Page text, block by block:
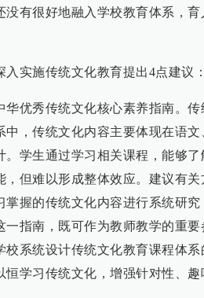
没有很好地融入学校教育体系，
入实施传统文化教育提出4点建议：
华优秀传统文化核心素养指南。
中，传统文化内容主要体现在语
。学生通过学习相关课程，能够
，但难以形成整体效应。建议有
掌握的传统文化内容进行系统研
一指南，既可作为教师教学的重
校系统设计传统文化教育课程体系
恒学习传统文化，增强针对性、趣